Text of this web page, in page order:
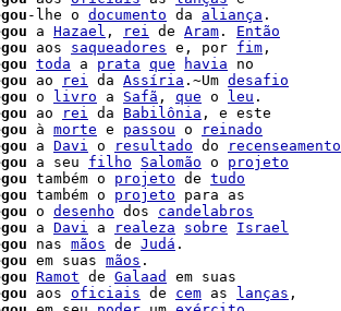
-lhe o documento da aliança .
a Hazael , rei de Aram . Então
aos saqueadores e, por fim ,
toda a prata que havia no
ao rei da Assíria .~Um desafio
o livro a Safã , que o leu .
ao rei da Babilônia , e este
à morte e passou o
reinado
a Davi o resultado do recenseamento
a seu filho Salomão o projeto
também o projeto de tudo
também o projeto
o desenho dos candelabros
a Davi a realeza sobre
Israel
nas mãos de Judá .
em suas mãos .
Ramot de Galaad
em suas
aos oficiais de cem as lanças ,